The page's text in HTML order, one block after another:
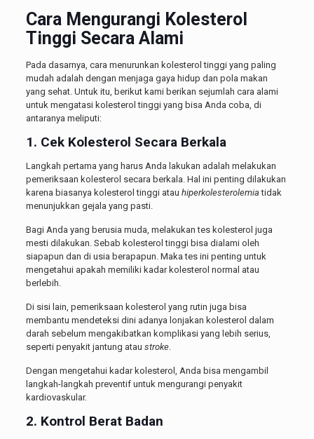
Cara Mengurangi Kolesterol
Tinggi Secara Alami
Pada dasarnya, cara menurunkan kolesterol tinggi yang paling
mudah adalah dengan menjaga gaya hidup dan pola makan
yang sehat. Untuk itu, berikut kami berikan sejumlah cara alami
untuk mengatasi kolesterol tinggi yang bisa Anda coba, di
antaranya meliputi:
1. Cek Kolesterol Secara Berkala
Langkah pertama yang harus Anda lakukan adalah melakukan
pemeriksaan kolesterol secara berkala. Hal ini penting dilakukan
karena biasanya kolesterol tinggi atau hiperkolesterolemia tidak
menunjukkan gejala yang pasti.
Bagi Anda yang berusia muda, melakukan tes kolesterol juga
mesti dilakukan. Sebab kolesterol tinggi bisa dialami oleh
siapapun dan di usia berapapun. Maka tes ini penting untuk
mengetahui apakah memiliki kadar kolesterol normal atau
berlebih.
Di sisi lain, pemeriksaan kolesterol yang rutin juga bisa
membantu mendeteksi dini adanya lonjakan kolesterol dalam
darah sebelum mengakibatkan komplikasi yang lebih serius,
seperti penyakit jantung atau stroke.
Dengan mengetahui kadar kolesterol, Anda bisa mengambil
langkah-langkah preventif untuk mengurangi penyakit
kardiovaskular.
2. Kontrol Berat Badan